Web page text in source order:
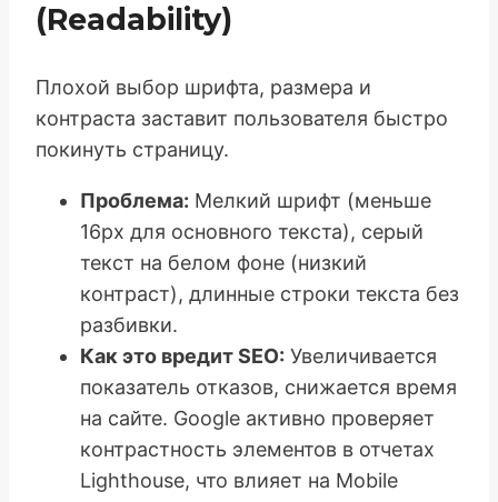
(Readability)
Плохой выбор шрифта, размера и
контраста заставит пользователя быстро
покинуть страницу.
Проблема: Мелкий шрифт (меньше
16px для основного текста), серый
текст на белом фоне (низкий
контраст), длинные строки текста без
разбивки.
Как это вредит SEO: Увеличивается
показатель отказов, снижается время
на сайте. Google активно проверяет
контрастность элементов в отчетах
Lighthouse, что влияет на Mobile